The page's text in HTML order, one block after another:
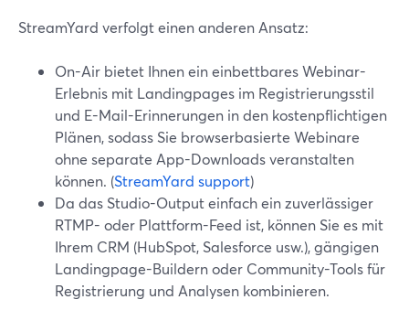
StreamYard verfolgt einen anderen Ansatz:
On-Air bietet Ihnen ein einbettbares Webinar-
Erlebnis mit Landingpages im Registrierungsstil
und E-Mail-Erinnerungen in den kostenpflichtigen
Plänen, sodass Sie browserbasierte Webinare
ohne separate App-Downloads veranstalten
können. (StreamYard support)
Da das Studio-Output einfach ein zuverlässiger
RTMP- oder Plattform-Feed ist, können Sie es mit
Ihrem CRM (HubSpot, Salesforce usw.), gängigen
Landingpage-Buildern oder Community-Tools für
Registrierung und Analysen kombinieren.